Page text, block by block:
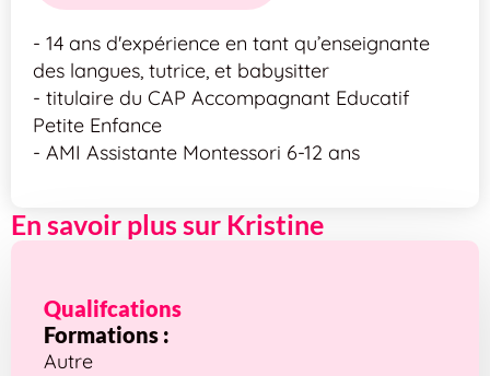
- 14 ans d'expérience en tant qu’enseignante
des langues, tutrice, et babysitter
- titulaire du CAP Accompagnant Educatif
Petite Enfance
- AMI Assistante Montessori 6-12 ans
En savoir plus sur Kristine
Qualifcations
Formations :
Autre